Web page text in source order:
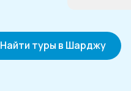
Найти туры в Шарджу